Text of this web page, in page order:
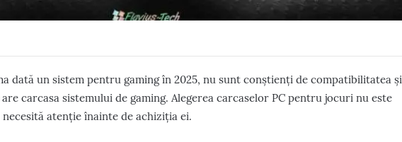
dată un sistem pentru gaming în 2025, nu sunt conștienți de compatibilitatea și
carcasa sistemului de gaming. Alegerea carcaselor PC pentru jocuri nu este
atenție înainte de achiziția ei.